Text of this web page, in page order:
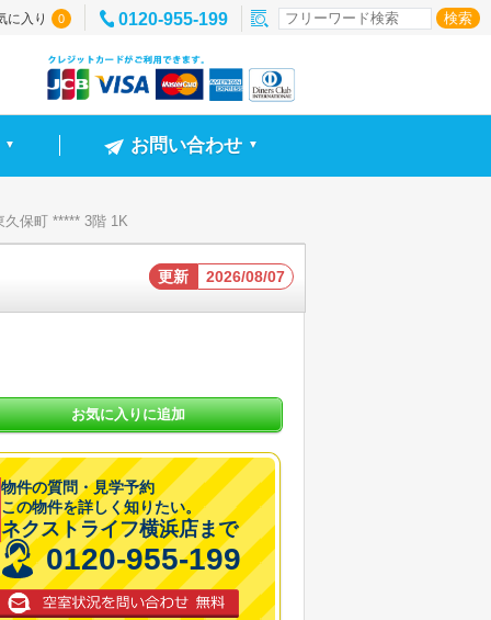
に入り 0 0120-955-199
▼ お問い合わせ ▼
久保町 ***** 3階 1K
更新 2026/08/07
お気に入りに追加
物件の質問・見学予約
この物件を詳しく知りたい。
ネクストライフ横浜店まで
0120-955-199